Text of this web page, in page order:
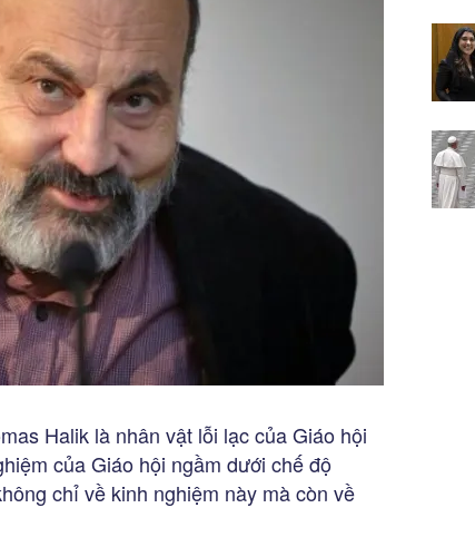
Halik là nhân vật lỗi lạc của Giáo hội
của Giáo hội ngầm dưới chế độ
chỉ về kinh nghiệm này mà còn về